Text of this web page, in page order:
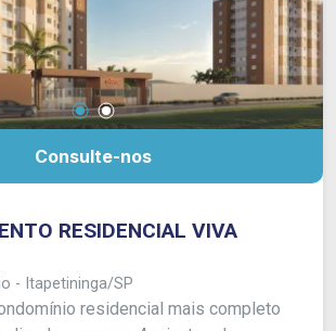
acolhe, impressiona e inspira em
mais sobre o seu novo
Consulte-nos
RESIDENCIAL VIVA
- Itapetininga/SP
residencial mais completo